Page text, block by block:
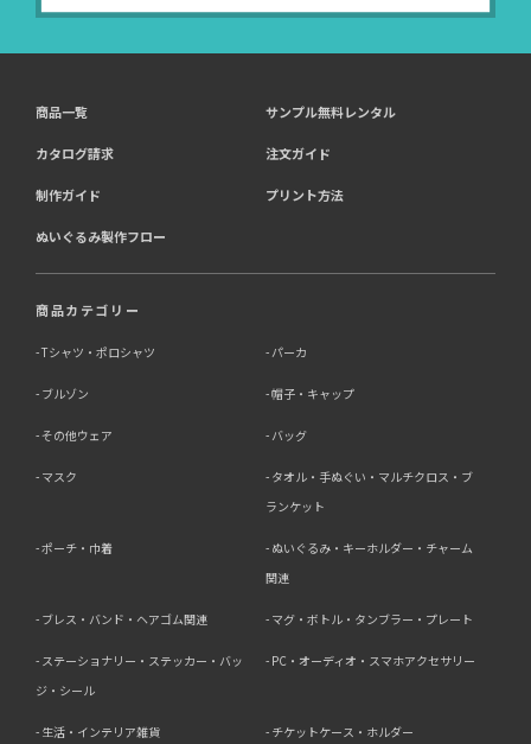
商品一覧 サンプル無料レンタル
カタログ請求 注文ガイド
制作ガイド プリント方法
ぬいぐるみ製作フロー
商品カテゴリー
Tシャツ・ポロシャツ パーカ
ブルゾン 帽子・キャップ
その他ウェア バッグ
マスク
タオル・手ぬぐい・マルチクロス・ブ
ランケット
ポーチ・巾着
ぬいぐるみ・キーホルダー・チャーム
関連
ブレス・バンド・ヘアゴム関連 マグ・ボトル・タンブラー・プレート
ステーショナリー・ステッカー・バッ
ジ・シール
PC・オーディオ・スマホアクセサリー
生活・インテリア雑貨 チケットケース・ホルダー